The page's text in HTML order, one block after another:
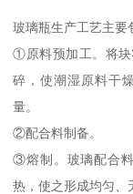
玻璃瓶生产工艺主要
①原料预加工。将块
碎，使潮湿原料干
量。
②配合料制备。
③熔制。玻璃配合料
热，使之形成均匀、